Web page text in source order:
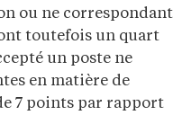
ou ne correspondant
toutefois un quart
un poste ne
en matière de
7 points par rapport